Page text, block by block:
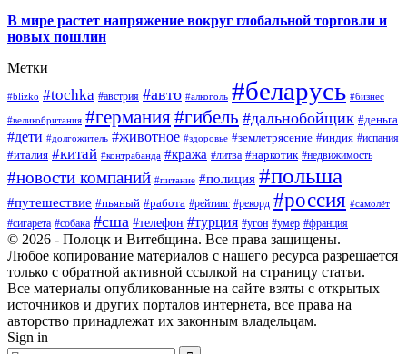
В мире растет напряжение вокруг глобальной торговли и
новых пошлин
Метки
#blizko #tochka #австрия #авто #алкоголь #беларусь #бизнес
#великобритания #германия#гибель #дальнобойщик #деньга
#дети #долгожитель #животное #здоровье #землетрясение #индия #испания
#италия #китай #контрабанда #кража #литва #наркотик #недвижимость
#новости компаний #питание #полиция #польша
#путешествие #пьяный #работа #рейтинг #рекорд #россия #самолёт
#сигарета #собака #сша #телефон #турция #угон #умер #франция
© 2026 - Полоцк и Витебщина. Все права защищены.
Любое копирование материалов с нашего ресурса разрешается
только с обратной активной ссылкой на страницу статьи.
Все материалы опубликованные на сайте взяты с открытых
источников и других порталов интернета, все права на
авторство принадлежат их законным владельцам.
Sign in